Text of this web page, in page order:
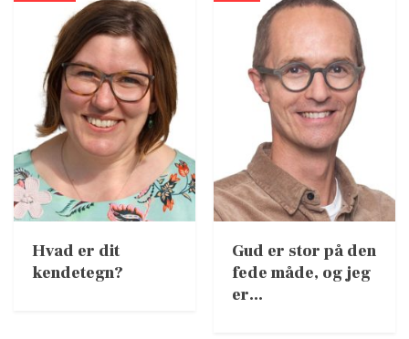
Hvad er dit
kendetegn?
Gud er stor på den
fede måde, og jeg
er…